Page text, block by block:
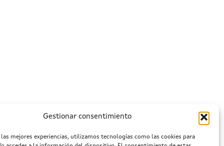
Gestionar consentimiento
mejores experiencias, utilizamos tecnologías como las cookies para